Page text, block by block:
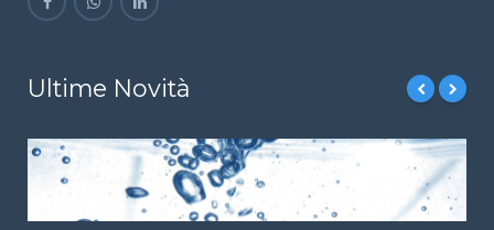
Ultime Novità